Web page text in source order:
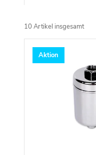
r
o
d
10 Artikel insgesamt
L Aktion